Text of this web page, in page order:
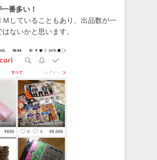
番多い！
Ｍしていることもあり、出品数が一
ないかと思います。